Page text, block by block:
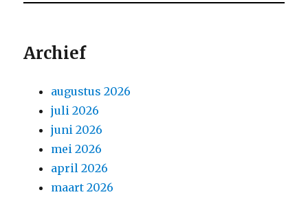
Archief
augustus 2026
juli 2026
juni 2026
mei 2026
april 2026
maart 2026